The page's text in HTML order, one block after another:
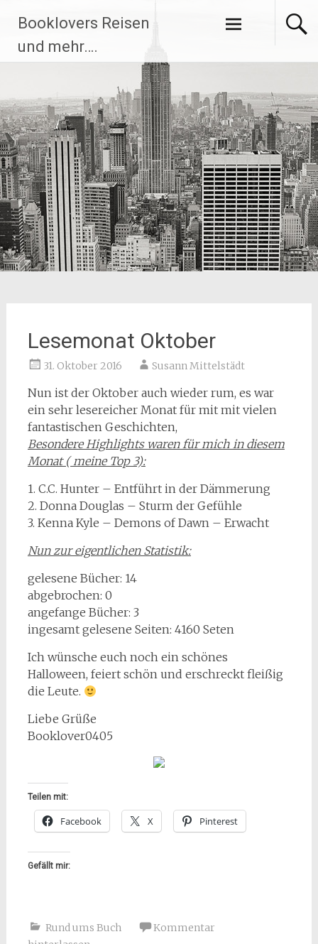
Inhalt
springen
Booklovers Reisen
und mehr….
Lesemonat Oktober
31. Oktober 2016 Susann Mittelstädt
Nun ist der Oktober auch wieder rum, es war
ein sehr lesereicher Monat für mit mit vielen
fantastischen Geschichten,
Besondere Highlights waren für mich in diesem
Monat ( meine Top 3):
1. C.C. Hunter – Entführt in der Dämmerung
2. Donna Douglas – Sturm der Gefühle
3. Kenna Kyle – Demons of Dawn – Erwacht
Nun zur eigentlichen Statistik:
gelesene Bücher: 14
abgebrochen: 0
angefange Bücher: 3
ingesamt gelesene Seiten: 4160 Seten
Ich wünsche euch noch ein schönes
Halloween, feiert schön und erschreckt fleißig
die Leute.
Liebe Grüße
Booklover0405
Teilen mit:
Facebook X Pinterest
Gefällt mir:
Rund ums Buch
Kommentar